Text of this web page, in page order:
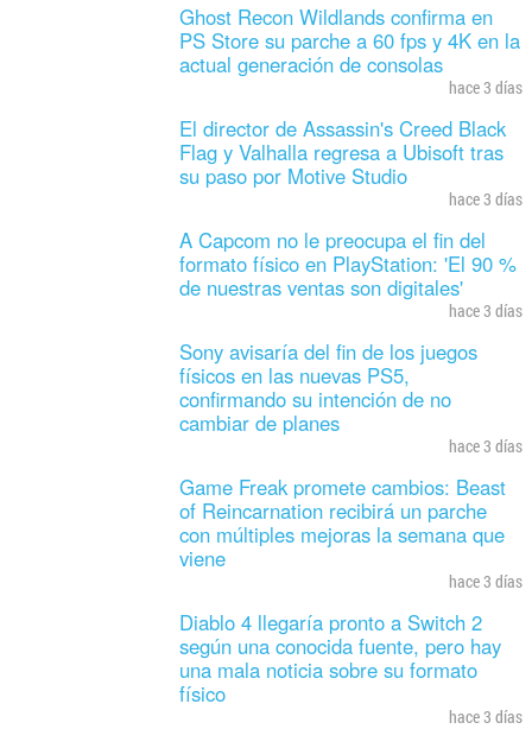
Ghost Recon Wildlands confirma en
PS Store su parche a 60 fps y 4K en la
actual generación de consolas
hace 3 días
El director de Assassin's Creed Black
Flag y Valhalla regresa a Ubisoft tras
su paso por Motive Studio
hace 3 días
A Capcom no le preocupa el fin del
formato físico en PlayStation: 'El 90 %
de nuestras ventas son digitales'
hace 3 días
Sony avisaría del fin de los juegos
físicos en las nuevas PS5,
confirmando su intención de no
cambiar de planes
hace 3 días
Game Freak promete cambios: Beast
of Reincarnation recibirá un parche
con múltiples mejoras la semana que
viene
hace 3 días
Diablo 4 llegaría pronto a Switch 2
según una conocida fuente, pero hay
una mala noticia sobre su formato
físico
hace 3 días